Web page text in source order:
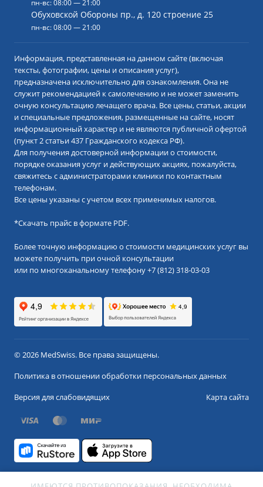
пн-вс: 08:00 — 21:00
Обуховской Обороны пр., д. 120 строение 25
пн-вс: 08:00 — 21:00
Информация, представленная на данном сайте (включая
тексты, фотографии, цены и описания услуг),
предназначена исключительно для ознакомления. Она не
служит рекомендацией к самолечению и не может заменить
очную консультацию лечащего врача. Все цены, статьи, акции
и специальные предложения, размещенные на сайте, носят
информационный характер и не являются публичной офертой
(пункт 2 статьи 437 Гражданского кодекса РФ).
Для получения достоверной информации о стоимости,
порядке оказания услуг и действующих акциях, пожалуйста,
свяжитесь с администраторами клиники по контактным
телефонам.
Все цены указаны с учетом всех применимых налогов.
*Скачать прайс в формате PDF.
Более точную информацию о стоимости медицинских услуг вы
можете получить при очной консультации
или по многоканальному телефону+7 (812) 318-03-03
© 2026 MedSwiss. Все права защищены.
Политика в отношении обработки персональных данных
Версия для слабовидящих
Карта сайта